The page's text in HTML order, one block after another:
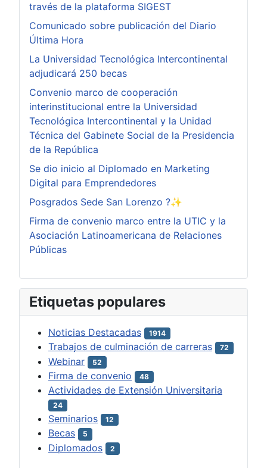
través de la plataforma SIGEST
Comunicado sobre publicación del Diario
Última Hora
La Universidad Tecnológica Intercontinental
adjudicará 250 becas
Convenio marco de cooperación
interinstitucional entre la Universidad
Tecnológica Intercontinental y la Unidad
Técnica del Gabinete Social de la Presidencia
de la República
Se dio inicio al Diplomado en Marketing
Digital para Emprendedores
Posgrados Sede San Lorenzo ?✨
Firma de convenio marco entre la UTIC y la
Asociación Latinoamericana de Relaciones
Públicas
Etiquetas populares
Noticias Destacadas 1914
Trabajos de culminación de carreras 72
Webinar 52
Firma de convenio 48
Actividades de Extensión Universitaria
24
Seminarios 12
Becas 5
Diplomados 2